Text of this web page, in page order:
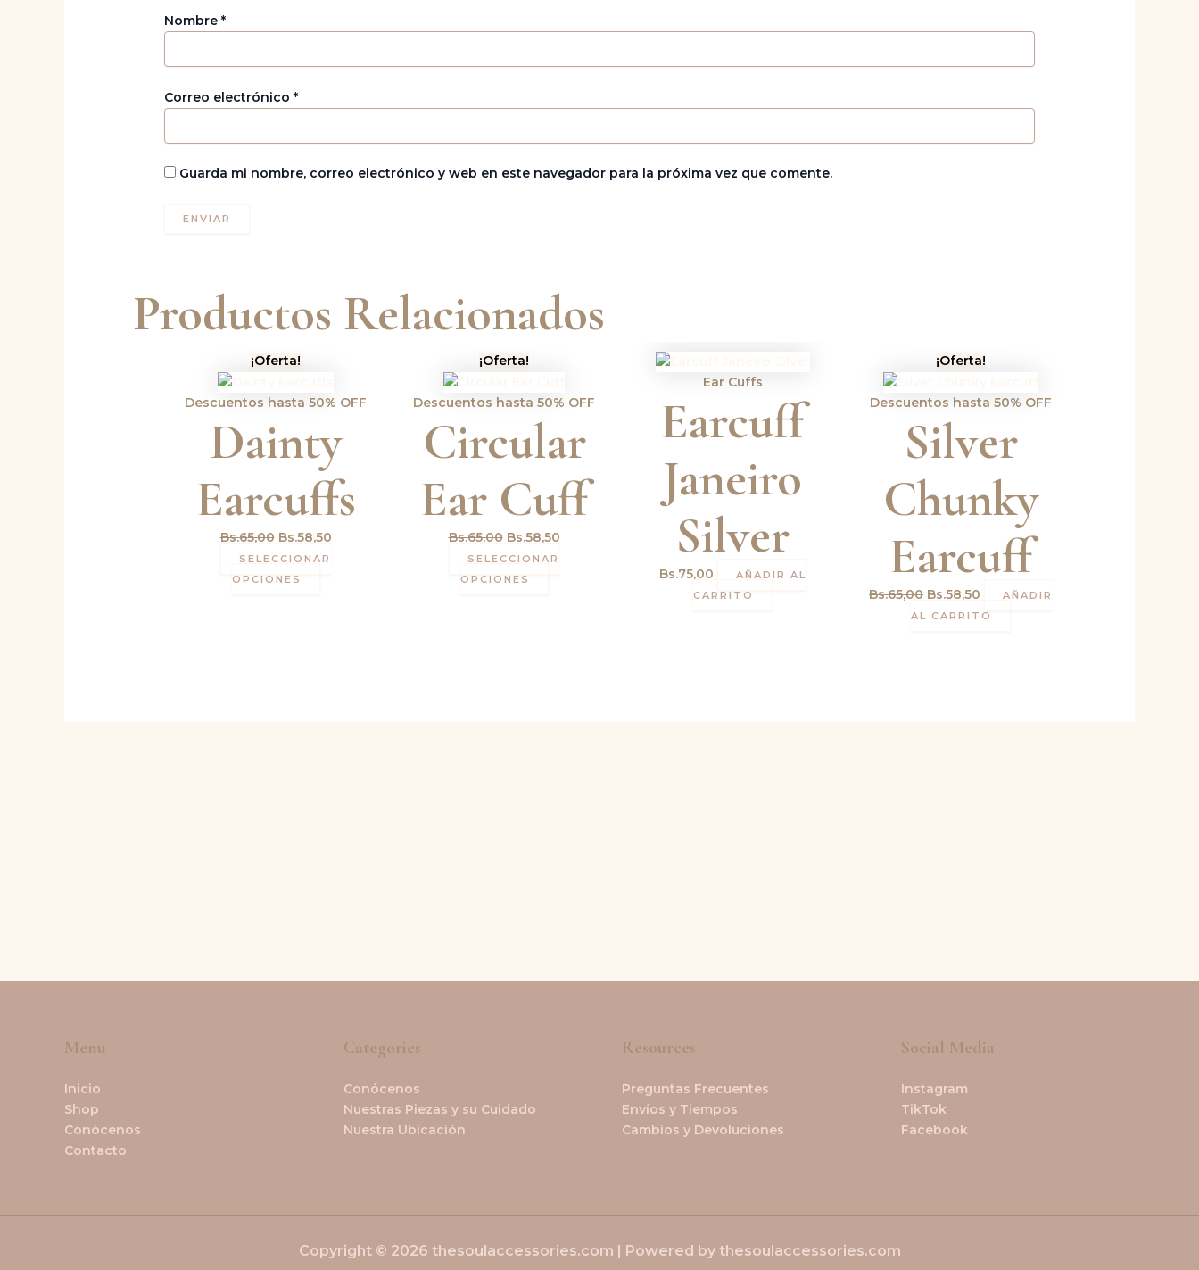
Nombre *
Correo electrónico *
Guarda mi nombre, correo electrónico y web en este navegador para la próxima vez que comente.
Productos Relacionados
¡Oferta!
Descuentos hasta 50% OFF
Dainty
Earcuffs
Bs.65,00
precio
era:
Bs.65,00.
Bs.58,50
es:
SELECCIONAR
OPCIONES
¡Oferta!
Descuentos hasta 50% OFF
Circular
Ear Cuff
Bs.65,00
precio
era:
Bs.58,50
es:
SELECCIONAR
OPCIONES
Ear Cuffs
Earcuff
Janeiro
Silver
Bs.75,00
AÑADIR AL
CARRITO
¡Oferta!
Descuentos hasta 50% OFF
Silver
Chunky
Earcuff
Bs.65,00
precio
era:
Bs.65,00.
Bs.58,50
precio
es:
AÑADIR
AL CARRITO
Menu
Inicio
Shop
Conócenos
Contacto
Categories
Conócenos
Nuestras Piezas y su Cuidado
Nuestra Ubicación
Resources
Preguntas Frecuentes
Envíos y Tiempos
Cambios y Devoluciones
Social Media
Instagram
TikTok
Facebook
Copyright © 2026 thesoulaccessories.com | Powered by thesoulaccessories.com